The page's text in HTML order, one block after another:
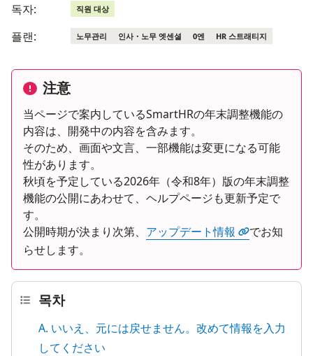
독자: 직원 대상
플랜: 노무관리 인사・노무 엣센셜 0엔 HR 스트래티지
注意
当ページで案内しているSmartHRの年末調整機能の
内容は、開発中の内容を含みます。
そのため、画面や文言、一部機能は変更になる可能
性があります。
秋頃を予定している2026年（令和8年）版の年末調整
機能の公開にあわせて、ヘルプページも更新予定で
す。
公開時期が決まり次第、 アップデート情報
でお知
らせします。
목차
A. いいえ、元には戻せません。改めて情報を入力
してください